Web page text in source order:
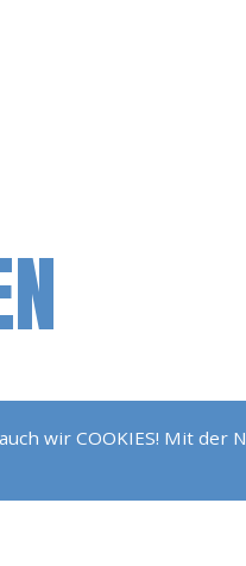
wir COOKIES! Mit der